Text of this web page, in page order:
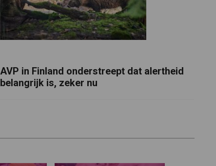
AVP in Finland onderstreept dat alertheid
belangrijk is, zeker nu